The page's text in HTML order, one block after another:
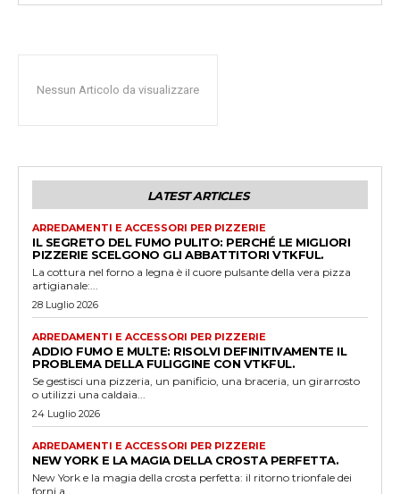
Nessun Articolo da visualizzare
LATEST ARTICLES
ARREDAMENTI E ACCESSORI PER PIZZERIE
IL SEGRETO DEL FUMO PULITO: PERCHÉ LE MIGLIORI
PIZZERIE SCELGONO GLI ABBATTITORI VTKFUL.
La cottura nel forno a legna è il cuore pulsante della vera pizza
artigianale:...
28 Luglio 2026
ARREDAMENTI E ACCESSORI PER PIZZERIE
ADDIO FUMO E MULTE: RISOLVI DEFINITIVAMENTE IL
PROBLEMA DELLA FULIGGINE CON VTKFUL.
Se gestisci una pizzeria, un panificio, una braceria, un girarrosto
o utilizzi una caldaia...
24 Luglio 2026
ARREDAMENTI E ACCESSORI PER PIZZERIE
NEW YORK E LA MAGIA DELLA CROSTA PERFETTA.
New York e la magia della crosta perfetta: il ritorno trionfale dei
forni a...